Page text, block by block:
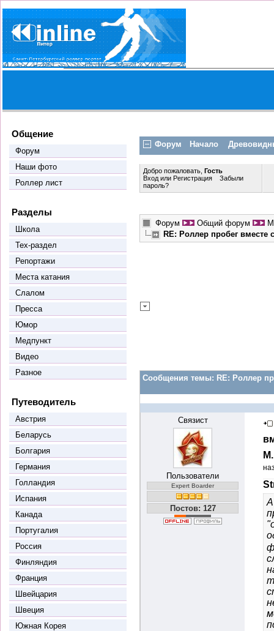
Общение
Форум
Наши фото
Роллер лист
Разделы
Школа
Тех-раздел
Репортажи
Места катания
Слалом
Пресса
Юмор
Медпункт
Видео
Разное
Путеводитель
Австрия
Беларусь
Болгария
Германия
Голландия
Испания
Канада
Португалия
Россия
Финляндия
Франция
Швейцария
Швеция
Южная Корея
Форум Начало
Добро пожаловать,Гость
Входили Регистрация
Забыли
пароль?
Форум Общий форум
RE: Роллер пробег
Сообщения темы: RE: Роллер
Связист
Пользователи
Expert Boarder
Постов: 127
А